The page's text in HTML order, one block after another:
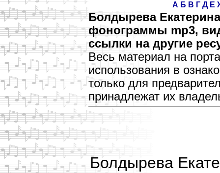
А Б В Г Д Е
Болдырева
фонограммы mp3,
ссылки на другие
Весь материал на
использования в
только для
принадлежат их
Болдырева